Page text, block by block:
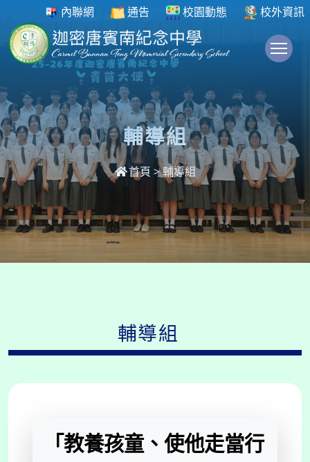
內聯網 通告 校園動態 校外資訊
輔導組
首頁 >輔導組
輔導組
「教養孩童、使他走當行